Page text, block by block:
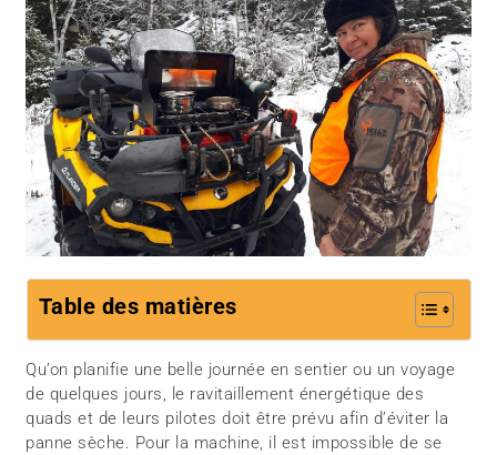
Table des matières
Qu’on planifie une belle journée en sentier ou un voyage
de quelques jours, le ravitaillement énergétique des
quads et de leurs pilotes doit être prévu afin d’éviter la
panne sèche. Pour la machine, il est impossible de se